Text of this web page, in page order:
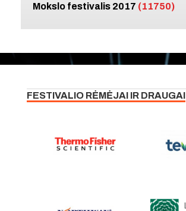
Mokslo festivalis 2017 (11750)
FESTIVALIO RĖMĖJAI IR DRAUGAI